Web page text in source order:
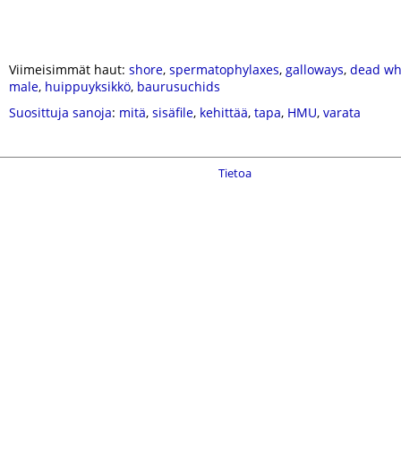
Viimeisimmät haut: shore, spermatophylaxes, galloways, dead
male, huippuyksikkö, baurusuchids
Suosittuja sanoja: mitä, sisäfile, kehittää, tapa, HMU, varata
Tietoa